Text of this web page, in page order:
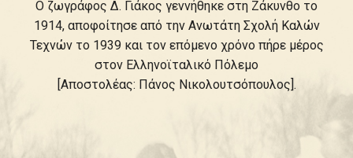
Ο ζωγράφος Δ. Γιάκος γεννήθηκε στη Ζάκυνθο το
1914, αποφοίτησε από την Ανωτάτη Σχολή Καλών
Τεχνών το 1939 και τον επόμενο χρόνο πήρε μέρος
στον Ελληνοϊταλικό Πόλεμο
[Αποστολέας: Πάνος Νικολουτσόπουλος].